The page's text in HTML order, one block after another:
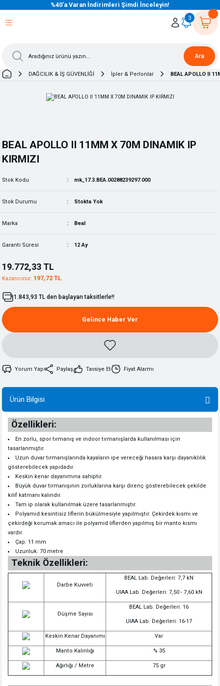
%40’a Varan İndirimleri Şimdi İnceleyin!
Ara
3
DAĞCILIK & İŞ GÜVENLİĞİ İpler & Perlonlar BEAL APOLLO II
BEAL APOLLO II 11MM X 70M DINAMIK IP
KIRMIZI
Stok Kodu mk_17.3.BEA.00288239297.000
Stok Durumu Stokta Yok
Marka Beal
Garanti Süresi 12 Ay
19.772,33 TL
Kazancınız: 197,72 TL
1.843,93 TL den başlayan taksitlerle!!
Gelince Haber Ver
Yorum Yap Paylaş Tavsiye Et Fiyat Alarmı
Ürün Bilgisi
Özellikleri:
En zorlu, spor tırmanış ve indoor tırmanışlarda kullanılması için
tasarlanmıştır.
Uzun duvar tırmanışlarında kayaların ipe vereceği hasara karşı dayanıklılık
gösterebilecek yapıdadır.
Keskin kenar dayanımına sahiptir.
Büyük duvar tırmanışının zorluklarına karşı direnç gösterebilecek şekilde
kılıf katmanı kalındır.
Tam ip olarak kullanılmak üzere tasarlanmıştır.
Polyamid kesintisiz liflerin bükülmesiyle yapılmıştır. Çekirdek kısmı ve
çekirdeği korumak amacı ile polyamid liflerden yapılmış bir manto kısmı
vardır.
Çap: 11 mm
Uzunluk: 70 metre
Teknik Özellikleri:
Darbe Kuvveti
BEAL Lab. Değerleri: 7,7 kN
UIAA Lab. Değerleri: 7,50 - 7,60 kN
Düşme Sayısı
BEAL Lab. Değerleri: 16
UIAA Lab. Değerleri: 16-17
Keskin Kenar Dayanımı Var
Manto Kalınlığı % 35
Ağırlığı / Metre 75 gr